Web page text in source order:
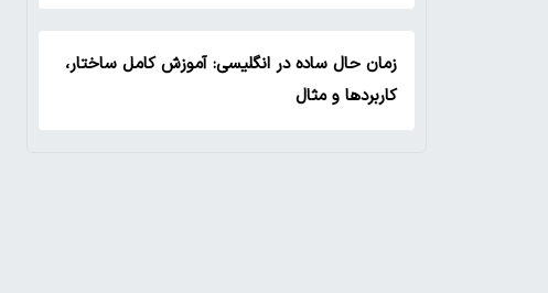
زمان حال ساده در انگلیسی: آموزش کامل ساختار،
کاربردها و مثال